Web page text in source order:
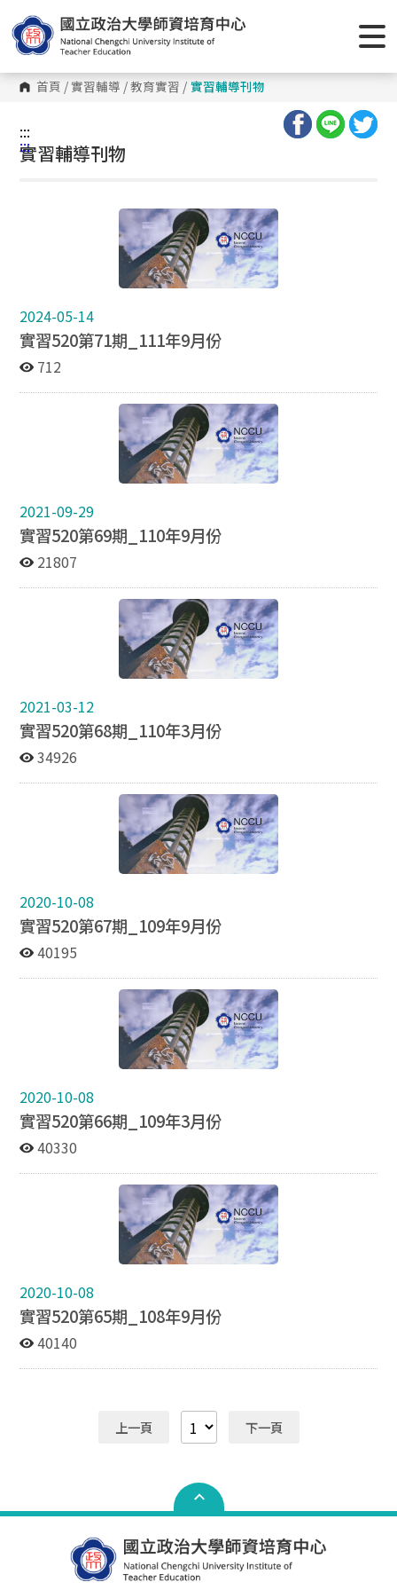
首頁 /實習輔導 /教育實習 / 實習輔導刊物
:::
:::
實習輔導刊物
2024-05-14
實習520第71期_111年9月份
712
2021-09-29
實習520第69期_110年9月份
21807
2021-03-12
實習520第68期_110年3月份
34926
2020-10-08
實習520第67期_109年9月份
40195
2020-10-08
實習520第66期_109年3月份
40330
2020-10-08
實習520第65期_108年9月份
40140
上一頁 下一頁